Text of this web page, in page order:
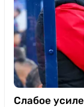
Слабое